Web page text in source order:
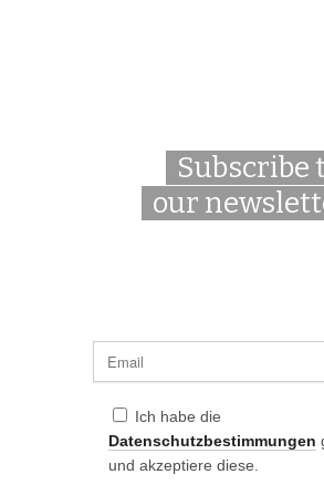
Subscribe
our
Ich habe die
Datenschutzbestimmungen
und akzeptiere diese.